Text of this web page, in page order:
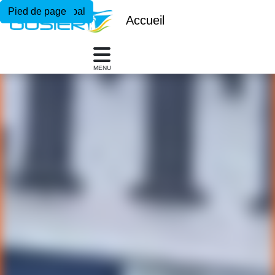
Menu principal
Contenu principal
Pied de page
Accueil
MENU